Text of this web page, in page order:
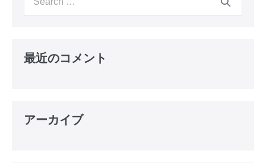
最近のコメント
アーカイブ